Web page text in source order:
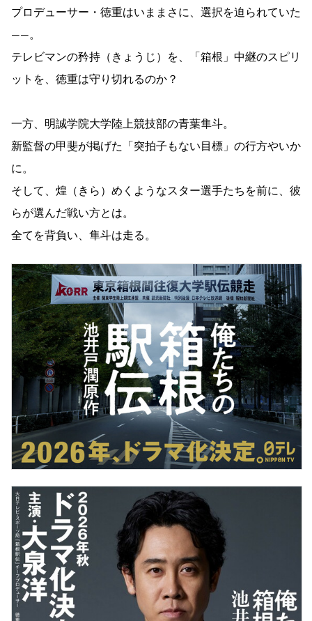
プロデューサー・徳重はいままさに、選択を迫られていた
――。
テレビマンの矜持（きょうじ）を、「箱根」中継のスピリ
ットを、徳重は守り切れるのか？
一方、明誠学院大学陸上競技部の青葉隼斗。
新監督の甲斐が掲げた「突拍子もない目標」の行方やいか
に。
そして、煌（きら）めくようなスター選手たちを前に、彼
らが選んだ戦い方とは。
全てを背負い、隼斗は走る。